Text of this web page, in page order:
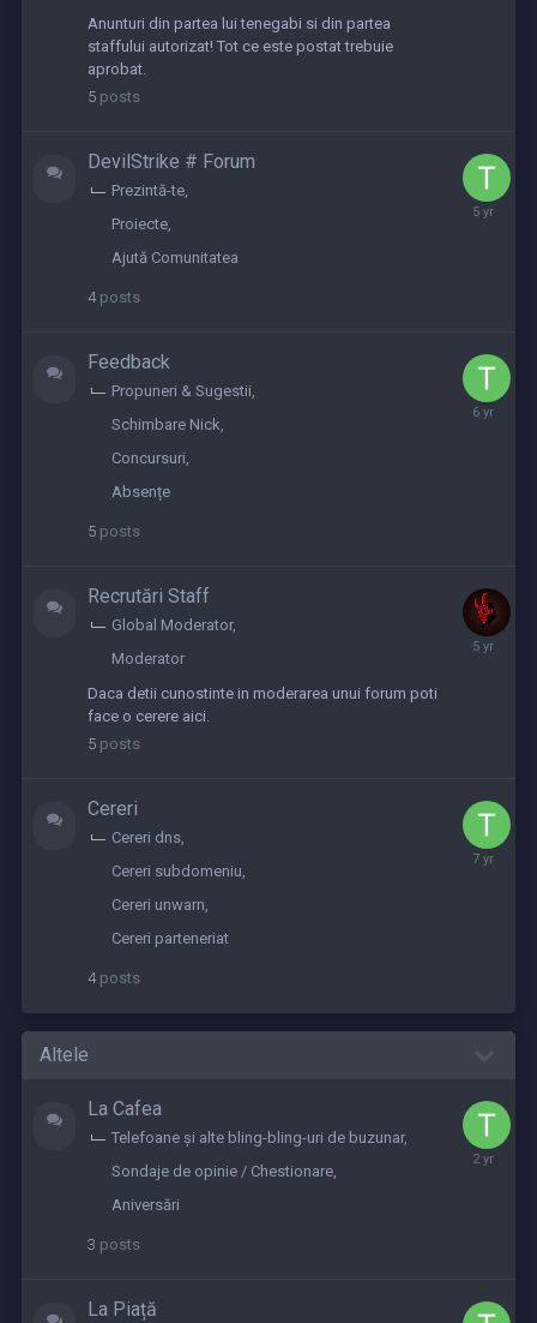
Anunturi din partea lui tenegabi si din partea
staffului autorizat! Tot ce este postat trebuie
aprobat.
5 posts
DevilStrike # Forum
Prezintă-te
Proiecte
Ajută Comunitatea
4 posts
December
Feedback
Propuneri & Sugestii
Schimbare Nick
Concursuri
Absențe
5 posts
Recrutări Staff
Global Moderator
Moderator
Daca detii cunostinte in moderarea unui forum poti
face o cerere aici.
5 posts
Cereri
Cereri dns
Cereri subdomeniu
Cereri unwarn
Cereri parteneriat
4 posts
May
Altele
La Cafea
Telefoane și alte bling-bling-uri de buzunar
Sondaje de opinie / Chestionare
Aniversări
3 posts
August
La Piață